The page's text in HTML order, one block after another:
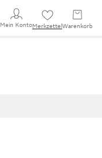
Mein KontoMerkzettel Warenkorb